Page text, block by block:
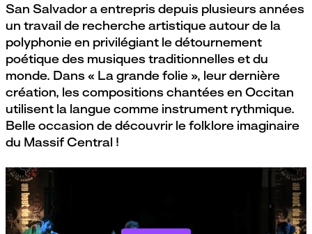
San Salvador a entrepris depuis plusieurs années
un travail de recherche artistique autour de la
polyphonie en privilégiant le détournement
poétique des musiques traditionnelles et du
monde. Dans « La grande folie », leur dernière
création, les compositions chantées en Occitan
utilisent la langue comme instrument rythmique.
Belle occasion de découvrir le folklore imaginaire
du Massif Central !